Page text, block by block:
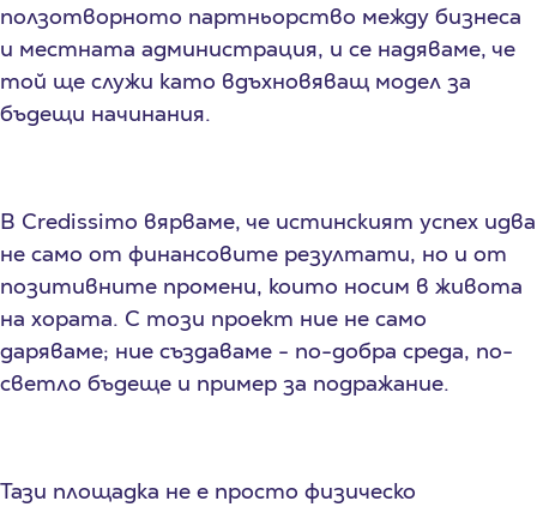
ползотворното партньорство между бизнеса
и местната администрация, и се надяваме, че
той ще служи като вдъхновяващ модел за
бъдещи начинания.
В Credissimo вярваме, че истинският успех идва
не само от финансовите резултати, но и от
позитивните промени, които носим в живота
на хората. С този проект ние не само
даряваме; ние създаваме - по-добра среда, по-
светло бъдеще и пример за подражание.
Тази площадка не е просто физическо